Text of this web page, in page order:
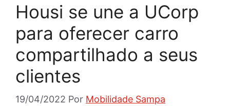
Housi se une a UCorp
para oferecer carro
compartilhado a seus
clientes
19/04/2022 Por Mobilidade Sampa